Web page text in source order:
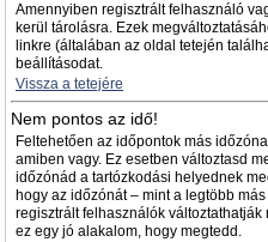
Amennyiben regisztrált felhasználó
kerül tárolásra. Ezek
linkre (általában az oldal tetején
beállításodat.
Vissza a tetejére
Nem pontos az idő!
Feltehetően az időpontok más
amiben vagy. Ez esetben változtasd
időzónád a tartózkodási helyednek
hogy az időzónát – mint a legtöbb
regisztrált felhasználók
ez egy jó alakalom, hogy megtedd.